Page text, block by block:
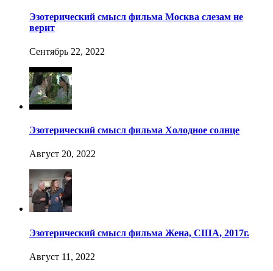
Эзотерический смысл фильма Москва слезам не
верит
Сентябрь 22, 2022
Эзотерический смысл фильма Холодное солнце
Август 20, 2022
Эзотерический смысл фильма Жена, США, 2017г.
Август 11, 2022